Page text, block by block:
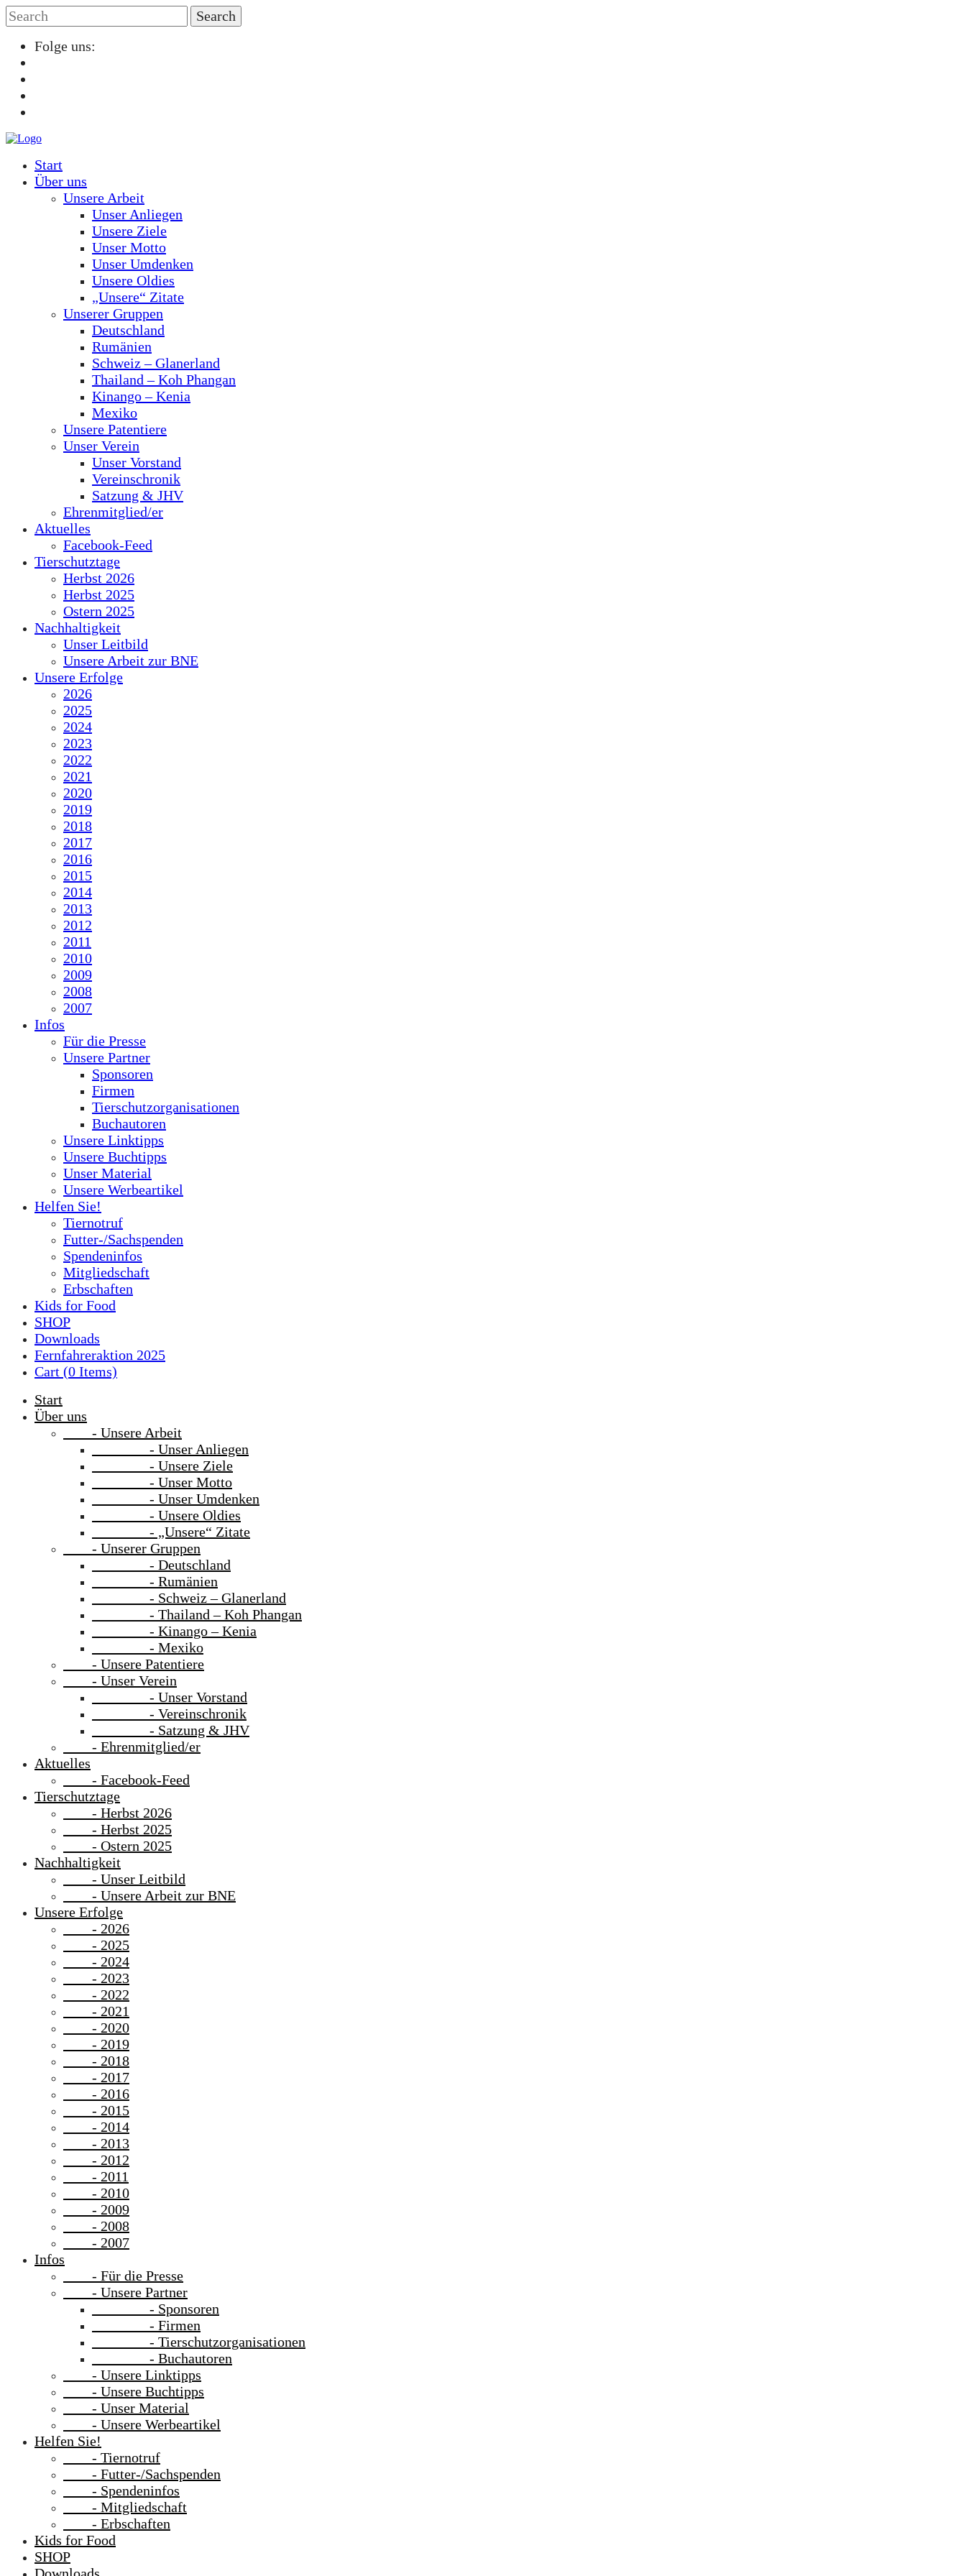
Folge uns:
Start
Über uns
Unsere Arbeit
Unser Anliegen
Unsere Ziele
Unser Motto
Unser Umdenken
Unsere Oldies
„Unsere“ Zitate
Unserer Gruppen
Deutschland
Rumänien
Schweiz – Glanerland
Thailand – Koh Phangan
Kinango – Kenia
Mexiko
Unsere Patentiere
Unser Verein
Unser Vorstand
Vereinschronik
Satzung & JHV
Ehrenmitglied/er
Aktuelles
Facebook-Feed
Tierschutztage
Herbst 2026
Herbst 2025
Ostern 2025
Nachhaltigkeit
Unser Leitbild
Unsere Arbeit zur BNE
Unsere Erfolge
2026
2025
2024
2023
2022
2021
2020
2019
2018
2017
2016
2015
2014
2013
2012
2011
2010
2009
2008
2007
Infos
Für die Presse
Unsere Partner
Sponsoren
Firmen
Tierschutzorganisationen
Buchautoren
Unsere Linktipps
Unsere Buchtipps
Unser Material
Unsere Werbeartikel
Helfen Sie!
Tiernotruf
Futter-/Sachspenden
Spendeninfos
Mitgliedschaft
Erbschaften
Kids for Food
SHOP
Downloads
Fernfahreraktion 2025
Cart (0 Items)
Start
Über uns
- Unsere Arbeit
- Unser Anliegen
- Unsere Ziele
- Unser Motto
- Unser Umdenken
- Unsere Oldies
- „Unsere“ Zitate
- Unserer Gruppen
- Deutschland
- Rumänien
- Schweiz – Glanerland
- Thailand – Koh Phangan
- Kinango – Kenia
- Mexiko
- Unsere Patentiere
- Unser Verein
- Unser Vorstand
- Vereinschronik
- Satzung & JHV
- Ehrenmitglied/er
Aktuelles
- Facebook-Feed
Tierschutztage
- Herbst 2026
- Herbst 2025
- Ostern 2025
Nachhaltigkeit
- Unser Leitbild
- Unsere Arbeit zur BNE
Unsere Erfolge
- 2026
- 2025
- 2024
- 2023
- 2022
- 2021
- 2020
- 2019
- 2018
- 2017
- 2016
- 2015
- 2014
- 2013
- 2012
- 2011
- 2010
- 2009
- 2008
- 2007
Infos
- Für die Presse
- Unsere Partner
- Sponsoren
- Firmen
- Tierschutzorganisationen
- Buchautoren
- Unsere Linktipps
- Unsere Buchtipps
- Unser Material
- Unsere Werbeartikel
Helfen Sie!
- Tiernotruf
- Futter-/Sachspenden
- Spendeninfos
- Mitgliedschaft
- Erbschaften
Kids for Food
SHOP